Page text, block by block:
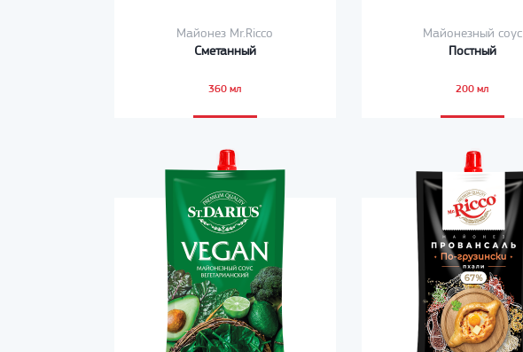
Майонез Mr.Ricco
Сметанный
360 мл
Майонезный соус
Постный
200 мл